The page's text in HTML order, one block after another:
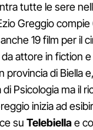
tutte le sere
Greggio
19 film per il
attore in fiction
provincia di Biella
di Psicologia ma il
inizia ad
su Telebiellae